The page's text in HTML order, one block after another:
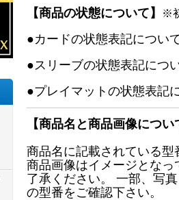
【商品の状態について】 ※
●カードの状態表記につい
●スリーブの状態表記につ
●プレイマットの状態表記
【商品名と商品画像につい
商品名に記載されている型
商品画像はイメージとな
了承ください。 一部、写
の型番をご確認下さい。